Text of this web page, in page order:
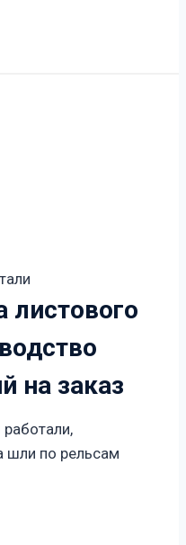
листового
на заказ
шли по рельсам